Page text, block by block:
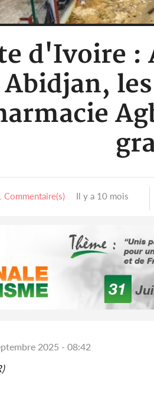
d'Ivoire :
Abidjan,
Commentaire(s) Il y a 10 mois
2025 - 08:42